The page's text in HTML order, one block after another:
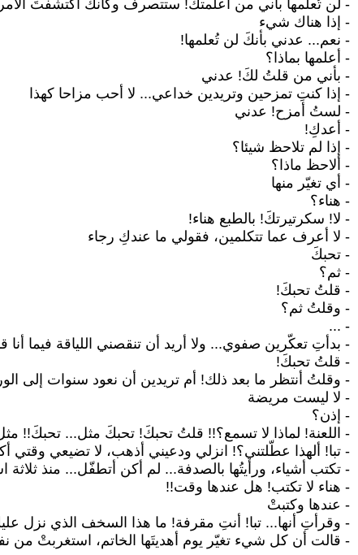
- لن تُعلمها بأني من أعلمتكَ! ستتصرف وكأنكَ اكتشفتَ
- إذا هناك شيء
- نعم... عدني بأنكَ لن تُعلمها!
- أعلمها بماذا؟
- بأني من قلتُ لكَ! عدني
- إذا كنتِ تمزحين وتريدين خداعي... لا أحب مزاحا كهذا
- لستُ أمزح! عدني
- أعدكِ!
- إذا لم تلاحظ شيئا؟
- ألاحظ ماذا؟
- أي تغيّر منها
- هناء؟
- لا! سكرتيرتكَ! بالطبع هناء!
- لا أعرف عما تتكلمين، فقولي ما عندكِ رجاء
- تحبكَ
- ثم؟
- قلتُ تحبكَ!
- وقلتُ ثم؟
- ...
- بدأتِ تعكّرين صفوي... ولا أريد أن تنقصني اللياقة فيما أنا
- قلتُ تحبكَ!
- وقلتُ أنتظر ما بعد ذلك! أم تريدين أن نعود سنوات إلى
- لا ليست مريضة
- إذن؟
- اللعنة! لماذا لا تسمع؟!! قلتُ تحبكَ! تحبكَ مثل... تحبكَ!!
- تبا! ألهذا عطّلتني؟! انزلي ودعيني أذهب، لا تضيعي
- تكتب أشياء، ورأيتُها بالصدفة... لم أكن أتطفّل... منذ
- هناء لا تكتب! هل عندها وقت!!
- عندها وكتبتْ
- وقرأتِ أنها... تبا! أنتِ مقرفة! ما هذا السخف الذي نزل
- قالت أن كل شيء تغيّر يوم أهديتَها الخاتم، استغربتْ من